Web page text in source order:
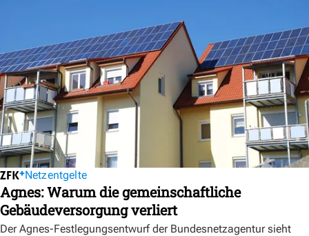
Netzentgelte
Agnes: Warum die gemeinschaftliche
Gebäudeversorgung verliert
Der Agnes-Festlegungsentwurf der Bundesnetzagentur sieht